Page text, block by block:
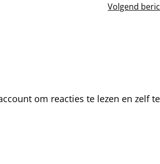
Volgend
Oxalen?
om reacties te lezen en zelf te